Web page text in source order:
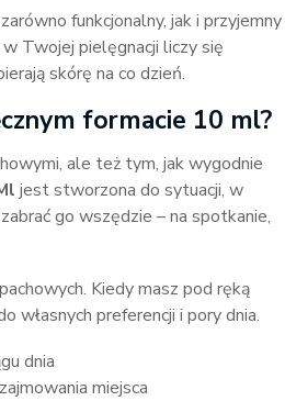
funkcjonalny, jak i przyjemny
Twojej pielęgnacji liczy się
skórę na co dzień.
formacie 10 ml?
ale też tym, jak wygodnie
jest stworzona do sytuacji, w
go wszędzie – na spotkanie,
Kiedy masz pod ręką
własnych preferencji i pory dnia.
dnia
miejsca